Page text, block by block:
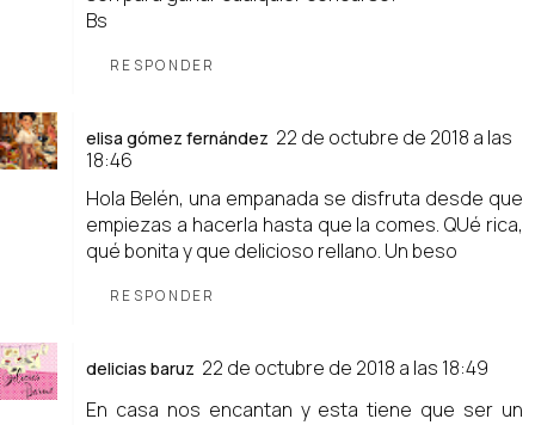
Bs
RESPONDER
elisa gómez fernández 22 de octubre de 2018 a las
18:46
Hola Belén, una empanada se disfruta desde que
empiezas a hacerla hasta que la comes. QUé rica,
qué bonita y que delicioso rellano. Un beso
RESPONDER
delicias baruz 22 de octubre de 2018 a las 18:49
En casa nos encantan y esta tiene que ser un